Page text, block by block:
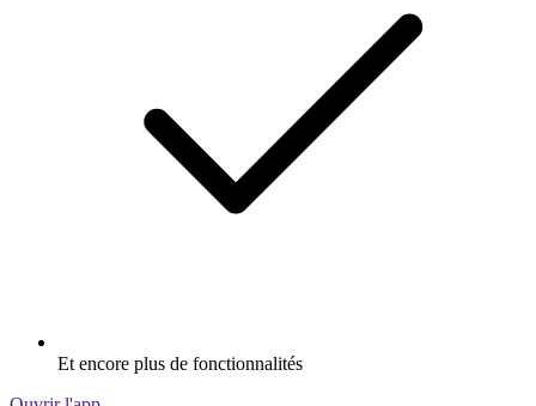
Et encore plus de fonctionnalités